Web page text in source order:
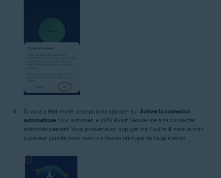
Si vous y êtes invité, vous pouvez appuyer sur Activer la connexion
automatique pour autoriser le VPN Avast SecureLine à se connecter
automatiquement. Vous pouvez aussi appuyer sur l’icône X dans le coin
supérieur gauche pour revenir à l’écran principal de l’application.